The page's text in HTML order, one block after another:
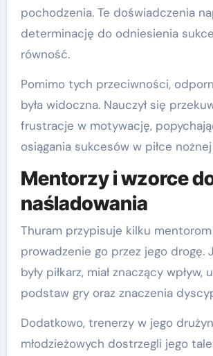
pochodzenia. Te doświadczenia
determinację do odniesienia
równość.
Pomimo tych przeciwności,
była widoczna. Nauczył się
frustracje w motywację,
osiągania sukcesów w piłce
Mentorzy i wzorce
naśladowania
Thuram przypisuje kilku mentorom
prowadzenie go przez jego drogę.
były piłkarz, miał znaczący wpływ,
podstaw gry oraz znaczenia
Dodatkowo, trenerzy w jego
młodzieżowych dostrzegli jego